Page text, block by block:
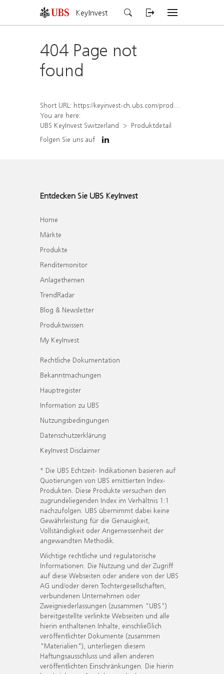
KeyInvest
404 Page not
found
Short URL: https://keyinvest-ch.ubs.com/produkt/detail/index/isin/CH1578001054
You are here:
UBS KeyInvest Switzerland
Produktdetail
Folgen Sie uns auf
Entdecken Sie UBS KeyInvest
Home
Märkte
Produkte
Renditemonitor
Anlagethemen
TrendRadar
Blog & Newsletter
Produktwissen
My KeyInvest
Rechtliche Dokumentation
Bekanntmachungen
Hauptregister
Information zu UBS
Nutzungsbedingungen
Datenschutzerklärung
KeyInvest Disclaimer
* Die UBS Echtzeit- Indikationen basieren auf
Quotierungen von UBS emittierten Index-
Produkten. Diese Produkte versuchen den
zugrundeliegenden Index im Verhältnis 1:1
nachzufolgen. UBS übernimmt dabei keine
Gewährleistung für die Genauigkeit,
Vollständigkeit oder Angemessenheit der
angewandten Methodik.
Wichtige rechtliche und regulatorische
Informationen. Die Nutzung und der Zugriff
auf diese Webseiten oder andere von der UBS
AG und/oder deren Tochtergesellschaften,
verbundenen Unternehmen oder
Zweigniederlassungen (zusammen "UBS")
bereitgestellte verlinkte Webseiten und alle
hierin enthaltenen Inhalte, einschließlich
veröffentlichter Dokumente (zusammen
"Materialien"), unterliegen diesem
Haftungsausschluss und allen anderen
veröffentlichten Einschränkungen. Die hierin